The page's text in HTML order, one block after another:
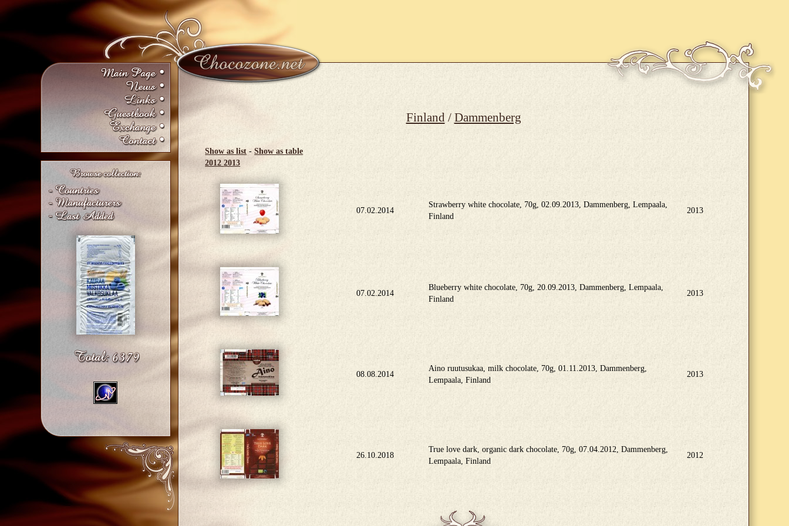
Finland/ Dammenberg
Show as list -Show as table
20122013
07.02.2014
Strawberry white chocolate, 70g, 02.09.2013, Dammenberg, Lempaala,
Finland
2013
07.02.2014
Blueberry white chocolate, 70g, 20.09.2013, Dammenberg, Lempaala,
Finland
2013
08.08.2014
Aino ruutusukaa, milk chocolate, 70g, 01.11.2013, Dammenberg,
Lempaala, Finland
2013
26.10.2018
True love dark, organic dark chocolate, 70g, 07.04.2012, Dammenberg,
Lempaala, Finland
2012